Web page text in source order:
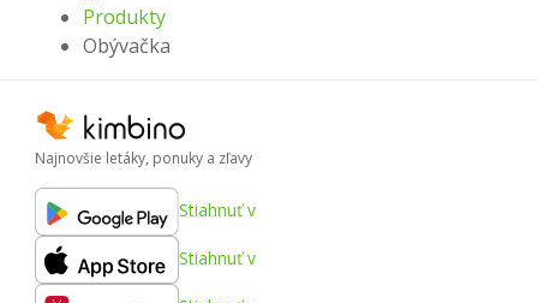
Produkty
Obývačka
Najnovšie letáky, ponuky a zľavy
Stiahnuť v
Stiahnuť v